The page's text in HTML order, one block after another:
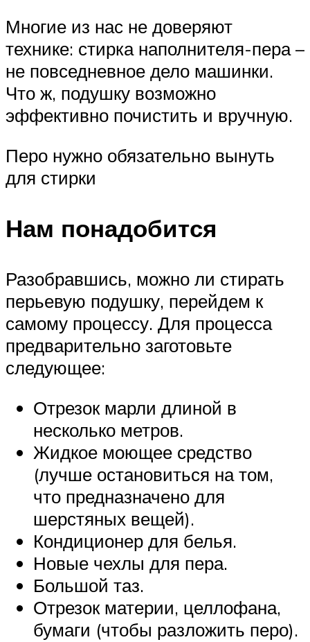
Многие из нас не доверяют
технике: стирка наполнителя-пера –
не повседневное дело машинки.
Что ж, подушку возможно
эффективно почистить и вручную.
Перо нужно обязательно вынуть
для стирки
Нам понадобится
Разобравшись, можно ли стирать
перьевую подушку, перейдем к
самому процессу. Для процесса
предварительно заготовьте
следующее:
Отрезок марли длиной в
несколько метров.
Жидкое моющее средство
(лучше остановиться на том,
что предназначено для
шерстяных вещей).
Кондиционер для белья.
Новые чехлы для пера.
Большой таз.
Отрезок материи, целлофана,
бумаги (чтобы разложить перо).